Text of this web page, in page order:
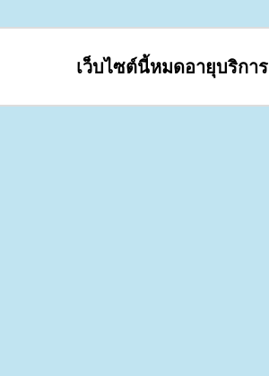
เว็บไซต์นี้หมดอายุบริการ